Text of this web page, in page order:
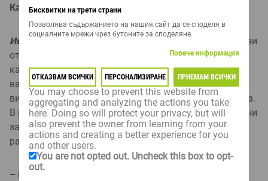
Как се представя LID4040C в това отношение?
Иван Спиров
„Точно така. Една от най-големите ползи
от LID4040C е високата му устойчивост на болести
като фузариум и хелминтоспориум. Това е много
важно, особено за по-малки земеделци, които не
винаги имат големи ресурси за защита на растенията.
В районите на Монтана и Видин отчетохме минимални
загуби от болести, което значително намалява
разходите.“
– В условия на суша как се представя този хибрид?
Бисквитки на трети страни
Позволява съдържанието на нашия сайт да се споделя в
социалните мрежи чрез бутоните за споделяне.
Повече информация
ОТКАЗВАМ ВСИЧКИ ПЕРСОНАЛИЗИРАНЕ ПРИЕМАМ ВСИЧКИ
You may choose to prevent this website from
aggregating and analyzing the actions you take
here. Doing so will protect your privacy, but will
also prevent the owner from learning from your
actions and creating a better experience for you
and other users.
You are not opted out. Uncheck this box to opt-
out.